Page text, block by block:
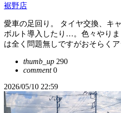
裾野店
愛車の足回り。 タイヤ交換、キ
ボルト導入したり…。色々やり
は全く問題無しですがおそらく
thumb_up 290
comment0
2026/05/10 22:59